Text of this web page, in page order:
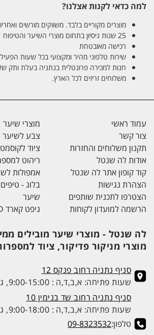
למה כדאי לקנות אצלנו?
מוצרים מקוריים בלבד. משווקים מורשים
25 שנות ניסיון בתחום מוצרי השיער והטיפוח
רכישה מאובטחת
שירות טלפוני מהיר ומקצועי בכל שעות
חנות למכירה פרונטלית בנתניה בעלת ותק של 23
משלוחים זריזים לכל הארץ.
עמוד ראשי
צור קשר
תקנון משלוחים והחזרות
אודות לה שנטל
קוד קופון אתר לה שנטל
הצהרת נגישות
הצטרפו לתכנית שותפים
הרשמה למועדון לקוחות
מוצרי שיער
צבע לשיער
ציוד
ריהוט
אמפולות
בלוג -
שיער
גיפט קארד GIFT CARD
לה שנטל - מוצרי שיער מובילים
מוצרי מניקור פדיקור, ציוד
סניף נתניה רחוב פנקס 12
שעות פתיחה: א,ב,ד,ה : 9:00-15:00, ג: 9:00-13:00
סניף נתניה רחוב שד בנימין 10
שעות פתיחה: א,ב,ד,ה : 9:00-18:00, ג,ו: 9:00-13:00
טלפון:09-8323532